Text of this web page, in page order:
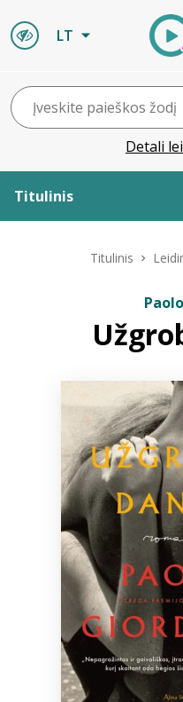
LT
Detali
Titulinis
ELVIS atvyksta
Bibliotekoms
Titulinis